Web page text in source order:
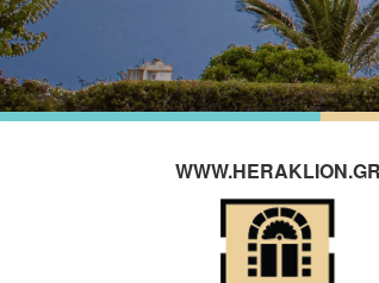
WWW.HERAKLION.GR